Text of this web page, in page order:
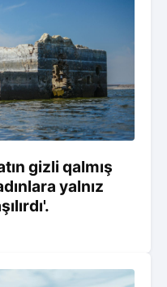
gizli qalmış
yalnız